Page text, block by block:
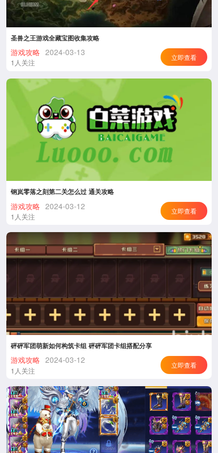
圣兽之王游戏全藏宝图收集攻略
游戏攻略 2024-03-13
1人关注
立即查看
钢岚零落之刻第二关怎么过 通关攻略
游戏攻略 2024-03-12
1人关注
立即查看
砰砰军团萌新如何构筑卡组 砰砰军团卡组搭配分享
游戏攻略 2024-03-12
1人关注
立即查看